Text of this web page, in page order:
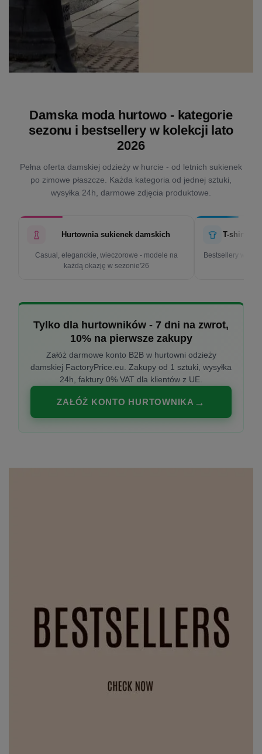
Damska moda hurtowo - kategorie
sezonu i bestsellery w kolekcji lato
2026
Pełna oferta damskiej odzieży w hurcie - od letnich sukienek
po zimowe płaszcze. Każda kategoria od jednej sztuki,
wysyłka 24h, darmowe zdjęcia produktowe.
Hurtownia sukienek damskich
Casual, eleganckie, wieczorowe - modele na
każdą okazję w sezonie'26
T-shirty
Bestsellery w
Tylko dla hurtowników - 7 dni na zwrot,
10% na pierwsze zakupy
Załóż darmowe konto B2B w hurtowni odzieży
damskiej FactoryPrice.eu. Zakupy od 1 sztuki, wysyłka
24h, faktury 0% VAT dla klientów z UE.
ZAŁÓŻ KONTO HURTOWNIKA